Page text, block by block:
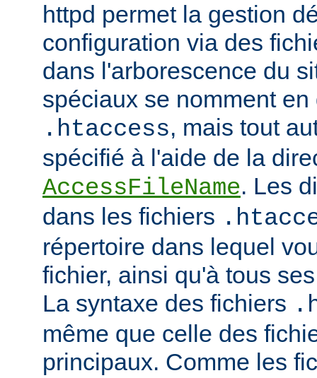
httpd permet la gestion
configuration via des
dans l'arborescence du
spéciaux se nomment en
.htaccess, mais tout
spécifié à l'aide de la
AccessFileName. Les
dans les fichiers
répertoire dans lequel
fichier, ainsi qu'à tous
La syntaxe des fichiers
même que celle des
principaux. Comme les